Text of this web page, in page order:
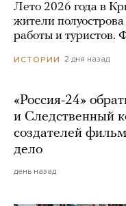
Лето 2026 года в
жители
работы и туристов.
ИСТОРИИ 2 дня назад
«Россия-24»
и Следственный
создателей
дело
день назад